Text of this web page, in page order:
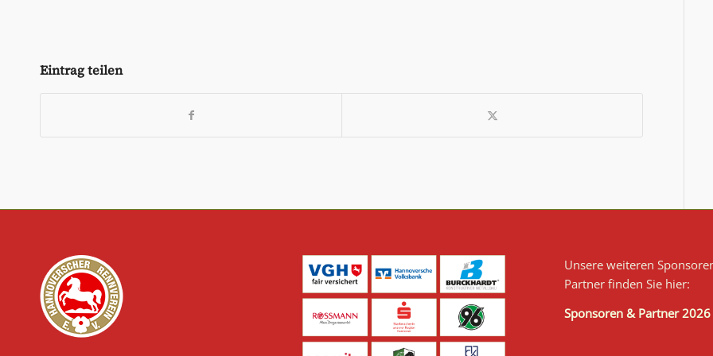
Eintrag teilen
Unsere weiteren
Partner finden Sie hier:
Sponsoren & Partner 2026